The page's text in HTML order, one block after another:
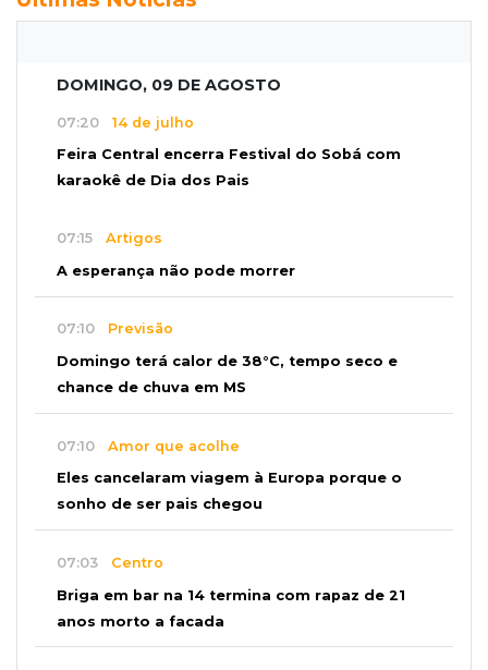
DOMINGO, 09 DE AGOSTO
07:20 14 de julho
Feira Central encerra Festival do Sobá com
karaokê de Dia dos Pais
07:15 Artigos
A esperança não pode morrer
07:10 Previsão
Domingo terá calor de 38°C, tempo seco e
chance de chuva em MS
07:10 Amor que acolhe
Eles cancelaram viagem à Europa porque o
sonho de ser pais chegou
07:03 Centro
Briga em bar na 14 termina com rapaz de 21
anos morto a facada